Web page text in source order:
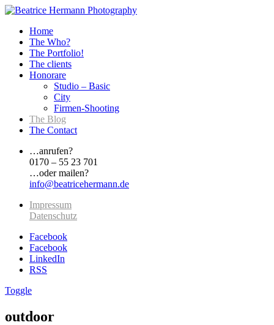
Home
The Who?
The Portfolio!
The clients
Honorare
Studio – Basic
City
Firmen-Shooting
The Blog
The Contact
…anrufen?
0170 – 55 23 701
…oder mailen?
info@beatricehermann.de
Impressum
Datenschutz
Facebook
Facebook
LinkedIn
RSS
Toggle
outdoor